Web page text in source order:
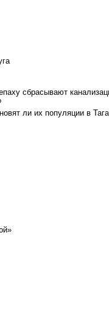
сбрасывают
ли их популяции в